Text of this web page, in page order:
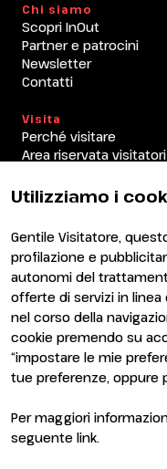
Utilizziamo i
Gentile Visitatore,
profilazione e
autonomi del
offerte di servizi in
nel corso della
cookie premendo su
“impostare le mie
tue preferenze, oppure
Per maggiori
seguente link.
Chi siamo
Scopri InOut
Partner e patrocini
Newsletter
Contatti
Visita
Perché visitare
Area riservata visitatori
ENTI CERTIFICATORI